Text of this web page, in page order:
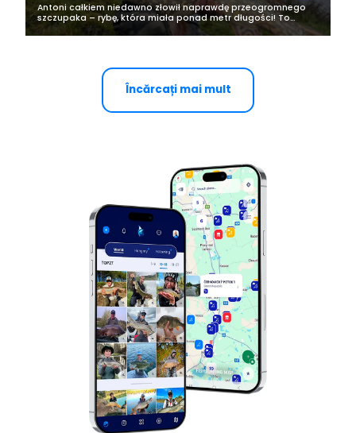
Antoni całkiem niedawno złowił naprawdę przeogromnego
szczupaka – rybę, która miała ponad metr długości! To
wydarzenie było na tyle wyjątkowe, że postanowił podzielić
się z nami historią z tego...
Încărcați mai mult